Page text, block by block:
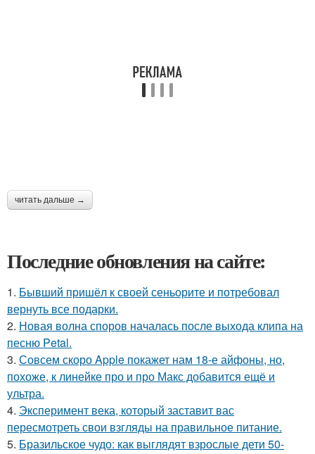
читать дальше →
Последние обновления на сайте:
1. Бывший пришёл к своей сеньорите и потребовал
вернуть все подарки.
2. Новая волна споров началась после выхода клипа на
песню Petal.
3. Совсем скоро Apple покажет нам 18-е айфоны, но,
похоже, к линейке про и про Макс добавится ещё и
ультра.
4. Эксперимент века, который заставит вас
пересмотреть свои взгляды на правильное питание.
5. Бразильское чудо: как выглядят взрослые дети 50-